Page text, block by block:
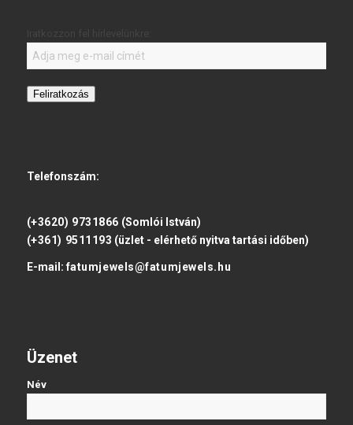
Feliratkozás
Telefonszám:
(+3620) 9731866 (Somlói István)
(+361) 9511193 (üzlet - elérhető nyitva tartási időben)
E-mail: fatumjewels@fatumjewels.hu
Üzenet
Név